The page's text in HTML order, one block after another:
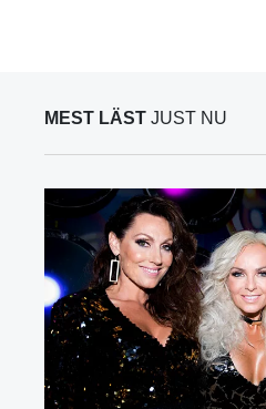
MEST LÄST JUST NU